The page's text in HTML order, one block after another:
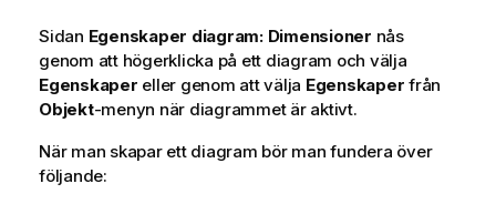
Sidan Egenskaper diagram: Dimensioner nås
genom att högerklicka på ett diagram och välja
Egenskaper eller genom att välja Egenskaper från
Objekt-menyn när diagrammet är aktivt.
När man skapar ett diagram bör man fundera över
följande: